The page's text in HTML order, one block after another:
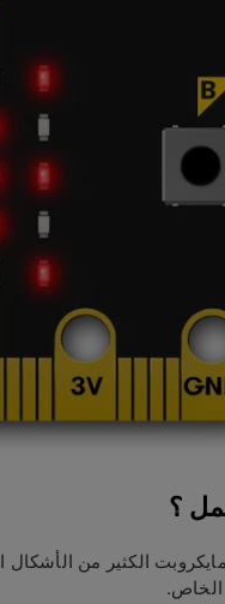
؟
الكثير من